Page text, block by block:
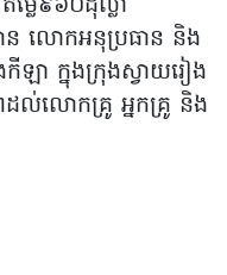
ន​ លោកអនុប្រធាន និង
ឡា ក្នុងក្រុងស្វាយរៀង
ពដល់លោកគ្រូ អ្នកគ្រូ និង